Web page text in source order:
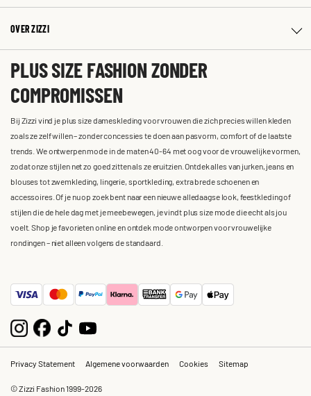
OVER ZIZZI
PLUS SIZE FASHION ZONDER
COMPROMISSEN
Bij Zizzi vind je plus size dameskleding voor vrouwen die zich precies willen kleden
zoals ze zelf willen – zonder concessies te doen aan pasvorm, comfort of de laatste
trends. We ontwerpen mode in de maten 40-64 met oog voor de vrouwelijke vormen,
zodat onze stijlen net zo goed zitten als ze eruitzien. Ontdek alles van jurken, jeans en
blouses tot zwemkleding, lingerie, sportkleding, extra brede schoenen en
accessoires. Of je nu op zoek bent naar een nieuwe alledaagse look, feestkleding of
stijlen die de hele dag met je meebewegen, je vindt plus size mode die echt als jou
voelt. Shop je favorieten online en ontdek mode ontworpen voor vrouwelijke
rondingen – niet alleen volgens de standaard.
Privacy Statement Algemene voorwaarden Cookies Sitemap
© Zizzi Fashion 1999-2026